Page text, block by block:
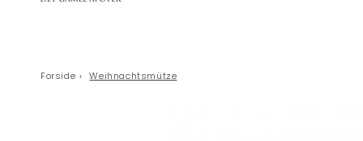
Forside › Weihnachtsmütze